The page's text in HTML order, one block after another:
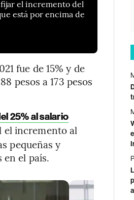
el incremento del
está por encima de
fue de 15% y de
pesos a 173 pesos
25% al salario
el incremento al
pequeñas y
en el país.